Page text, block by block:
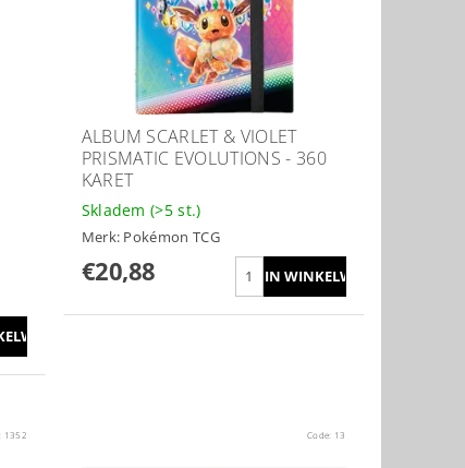
ALBUM SCARLET & VIOLET
PRISMATIC EVOLUTIONS - 360
KARET
Skladem(>5 st.)
Merk: Pokémon TCG
€20,88
1352 Code: 13